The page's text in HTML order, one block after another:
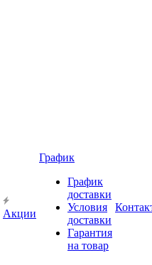
Акции
График
График
доставки
Условия
доставки
Гарантия
на товар